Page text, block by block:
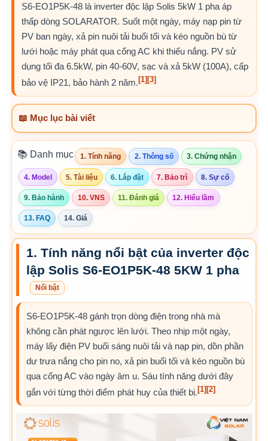
S6-EO1P5K-48 là inverter độc lập Solis 5kW 1 pha áp
thấp dòng SOLARATOR. Suốt một ngày, máy nạp pin từ
PV ban ngày, xả pin nuôi tải buổi tối và kéo nguồn bù từ
lưới hoặc máy phát qua cổng AC khi thiếu nắng. PV sử
dụng tối đa 6.5kW, pin 40-60V, sạc và xả 5kW (100A), cấp
bảo vệ IP21, bảo hành 2 năm. [1] [3]
📖 Mục lục bài viết
📚 Danh mục 1. Tính năng 2. Thông số 3. Chứng nhận
4. Model 5. Tài liệu 6. Lắp đặt 7. Bảo trì 8. Sự cố
9. Bảo hành 10. VNS 11. Đánh giá 12. Hiểu lầm
13. FAQ 14. Giá
1. Tính năng nổi bật của inverter độc
lập Solis S6-EO1P5K-48 5KW 1 pha
Nổi bật
S6-EO1P5K-48 gánh trọn dòng điện trong nhà mà
không cần phát ngược lên lưới. Theo nhịp một ngày,
máy lấy điện PV buổi sáng nuôi tải và nạp pin, dồn phần
dư trưa nắng cho pin no, xả pin buổi tối và kéo nguồn bù
qua cổng AC vào ngày âm u. Sáu tính năng dưới đây
gắn với từng thời điểm phát huy của thiết bị. [1] [2]